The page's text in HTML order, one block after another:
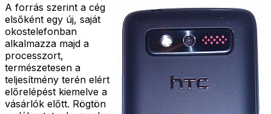
A forrás szerint a cég
elsőként egy új, saját
okostelefonban
alkalmazza majd a
processzort,
természetesen a
teljesítmény terén elért
előrelépést kiemelve a
vásárlók előtt. Rögtön